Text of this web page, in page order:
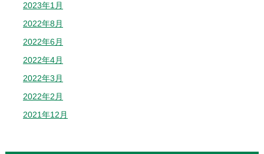
2023年1月
2022年8月
2022年6月
2022年4月
2022年3月
2022年2月
2021年12月